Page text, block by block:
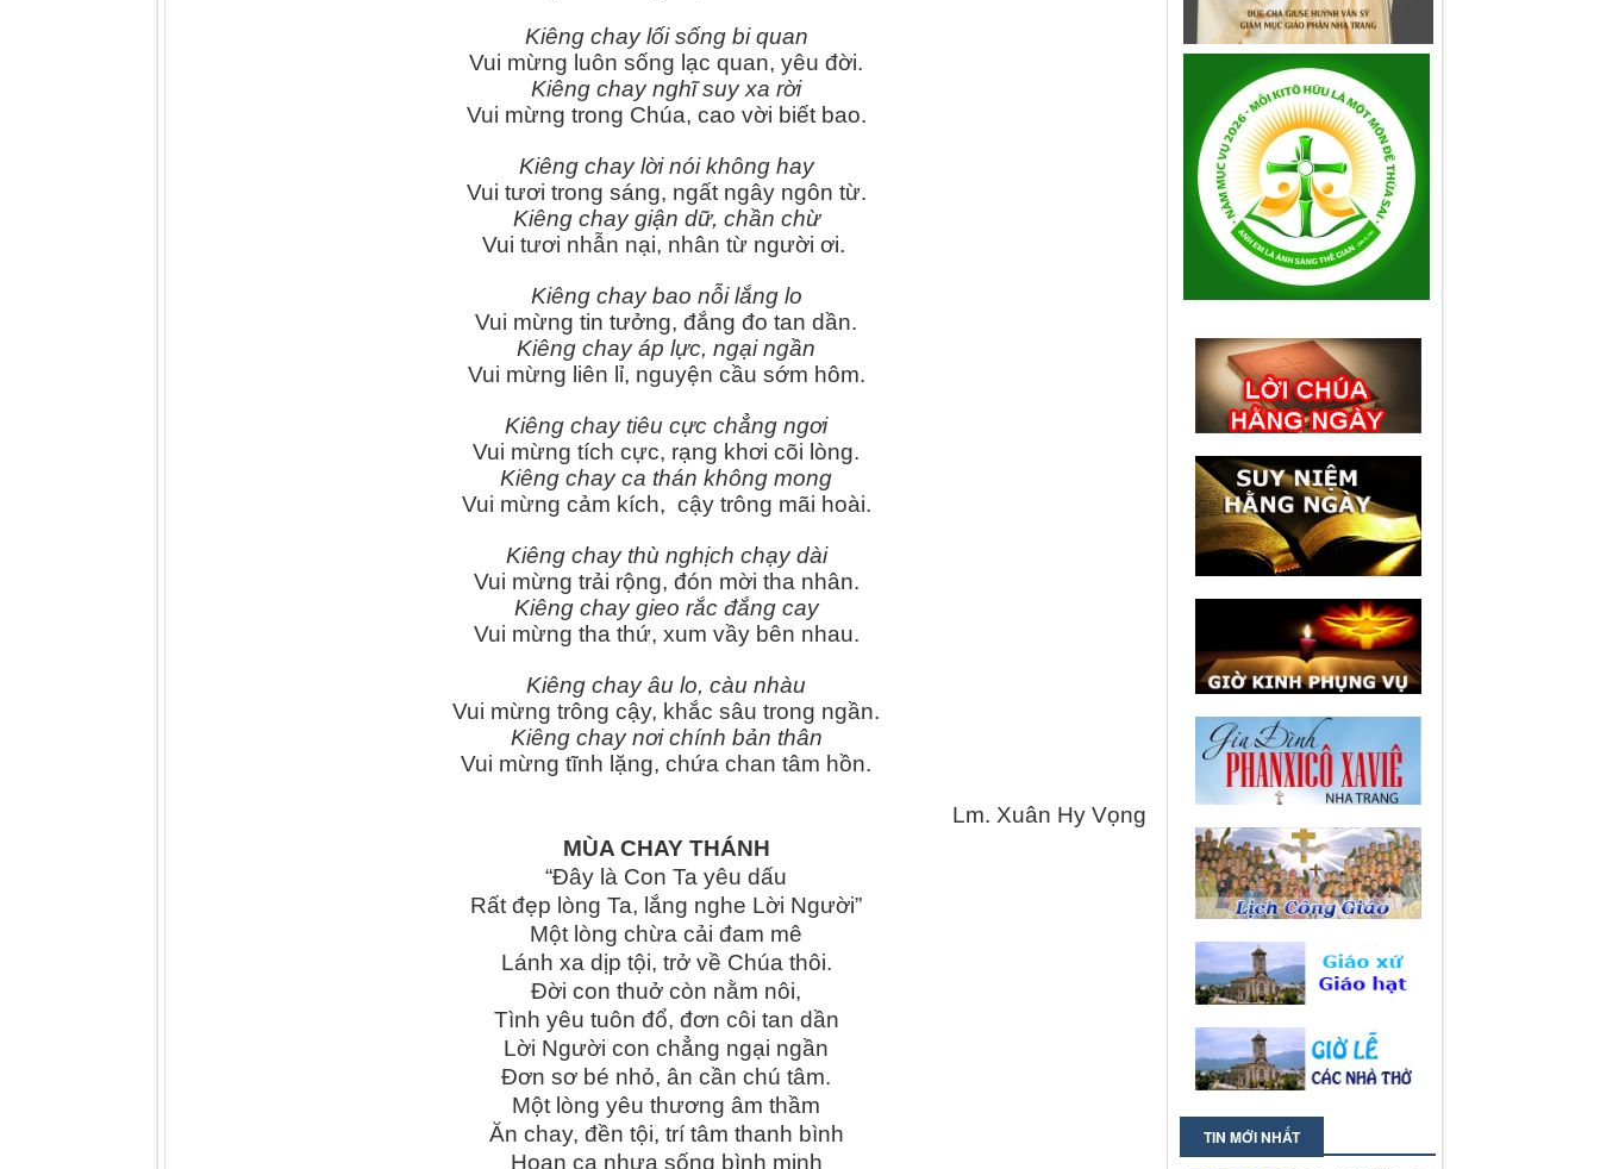
Kiêng chay lối sống bi quan
Vui mừng luôn sống lạc quan, yêu đời.
Kiêng chay nghĩ suy xa rời
Vui mừng trong Chúa, cao vời biết bao.
Kiêng chay lời nói không hay
Vui tươi trong sáng, ngất ngây ngôn từ.
Kiêng chay giận dữ, chần chừ
Vui tươi nhẫn nại, nhân từ người ơi.
Kiêng chay bao nỗi lắng lo
Vui mừng tin tưởng, đắng đo tan dần.
Kiêng chay áp lực, ngại ngần
Vui mừng liên lỉ, nguyện cầu sớm hôm.
Kiêng chay tiêu cực chẳng ngơi
Vui mừng tích cực, rạng khơi cõi lòng.
Kiêng chay ca thán không mong
Vui mừng cảm kích, cậy trông mãi hoài.
Kiêng chay thù nghịch chạy dài
Vui mừng trải rộng, đón mời tha nhân.
Kiêng chay gieo rắc đắng cay
Vui mừng tha thứ, xum vầy bên nhau.
Kiêng chay âu lo, càu nhàu
Vui mừng trông cậy, khắc sâu trong ngần.
Kiêng chay nơi chính bản thân
Vui mừng tĩnh lặng, chứa chan tâm hồn.
Lm. Xuân Hy Vọng
MÙA CHAY THÁNH
“Đây là Con Ta yêu dấu
Rất đẹp lòng Ta, lắng nghe Lời Người”
Một lòng chừa cải đam mê
Lánh xa dịp tội, trở về Chúa thôi.
Đời con thuở còn nằm nôi,
Tình yêu tuôn đổ, đơn côi tan dần
Lời Người con chẳng ngại ngần
Đơn sơ bé nhỏ, ân cần chú tâm.
Một lòng yêu thương âm thầm
Ăn chay, đền tội, trí tâm thanh bình
Hoan ca nhựa sống bình minh
TIN MỚI NHẤT